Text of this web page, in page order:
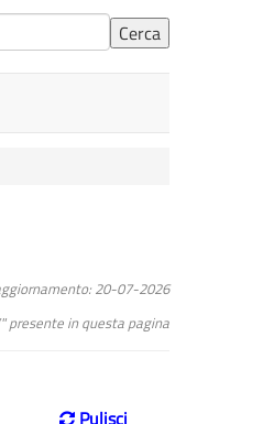
20-07-2026
presente in questa pagina
Pulisci